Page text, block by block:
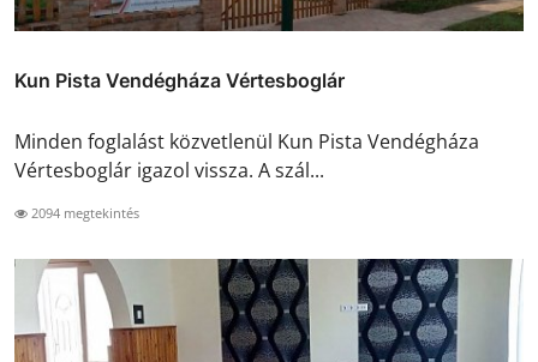
Kun Pista Vendégháza Vértesboglár
Minden foglalást közvetlenül Kun Pista Vendégháza
Vértesboglár igazol vissza. A szál...
2094 megtekintés